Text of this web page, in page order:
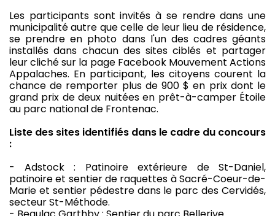
Les participants sont invités à se rendre dans une
municipalité autre que celle de leur lieu de résidence,
se prendre en photo dans l'un des cadres géants
installés dans chacun des sites ciblés et partager
leur cliché sur la page Facebook Mouvement Actions
Appalaches. En participant, les citoyens courent la
chance de remporter plus de 900 $ en prix dont le
grand prix de deux nuitées en prêt-à-camper Étoile
au parc national de Frontenac.
Liste des sites identifiés dans le cadre du concours
:
- Adstock : Patinoire extérieure de St-Daniel,
patinoire et sentier de raquettes à Sacré-Coeur-de-
Marie et sentier pédestre dans le parc des Cervidés,
secteur St-Méthode.